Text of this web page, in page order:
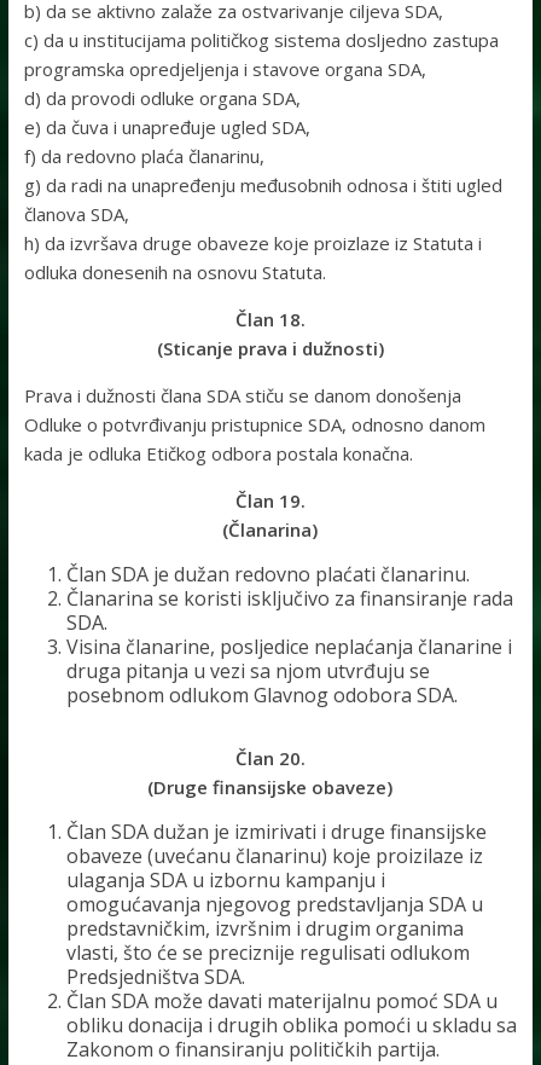
b) da se aktivno zalaže za ostvarivanje ciljeva SDA,
c) da u institucijama političkog sistema dosljedno zastupa
programska opredjeljenja i stavove organa SDA,
d) da provodi odluke organa SDA,
e) da čuva i unapređuje ugled SDA,
f) da redovno plaća članarinu,
g) da radi na unapređenju međusobnih odnosa i štiti ugled
članova SDA,
h) da izvršava druge obaveze koje proizlaze iz Statuta i
odluka donesenih na osnovu Statuta.
Član 18.
(Sticanje prava i dužnosti)
Prava i dužnosti člana SDA stiču se danom donošenja
Odluke o potvrđivanju pristupnice SDA, odnosno danom
kada je odluka Etičkog odbora postala konačna.
Član 19.
(Članarina)
Član SDA je dužan redovno plaćati članarinu.
Članarina se koristi isključivo za finansiranje rada
SDA.
Visina članarine, posljedice neplaćanja članarine i
druga pitanja u vezi sa njom utvrđuju se
posebnom odlukom Glavnog odobora SDA.
Član 20.
(Druge finansijske obaveze)
Član SDA dužan je izmirivati i druge finansijske
obaveze (uvećanu članarinu) koje proizilaze iz
ulaganja SDA u izbornu kampanju i
omogućavanja njegovog predstavljanja SDA u
predstavničkim, izvršnim i drugim organima
vlasti, što će se preciznije regulisati odlukom
Predsjedništva SDA.
Član SDA može davati materijalnu pomoć SDA u
obliku donacija i drugih oblika pomoći u skladu sa
Zakonom o finansiranju političkih partija.